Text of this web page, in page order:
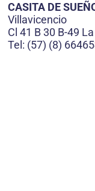
CASITA DE
Villavicencio
Cl 41 B 30 B-49
Tel: (57) (8)